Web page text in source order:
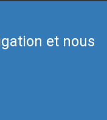
et nous